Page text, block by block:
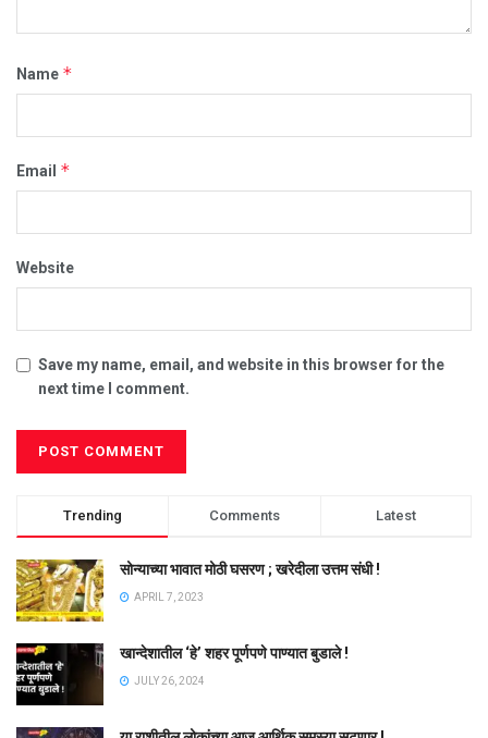
Name *
Email *
Website
Save my name, email, and website in this browser for the
next time I comment.
Trending Comments Latest
सोन्याच्या भावात मोठी घसरण ; खरेदीला उत्तम संधी !
APRIL 7, 2023
खान्देशातील ‘हे’ शहर पूर्णपणे पाण्यात बुडाले !
JULY 26, 2024